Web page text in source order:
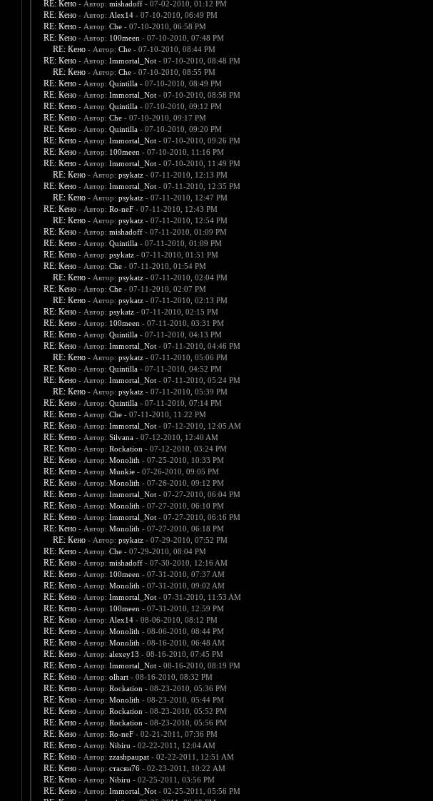
RE: Кено - Автор: mishadoff- 07-02-2010, 01:12 PM
RE: Кено - Автор: Alex14- 07-10-2010, 06:49 PM
RE: Кено - Автор: Che- 07-10-2010, 06:58 PM
RE: Кено - Автор: 100meen - 07-10-2010, 07:48 PM
RE: Кено - Автор: Che- 07-10-2010, 08:44 PM
RE: Кено - Автор: Immortal_Not- 07-10-2010, 08:48 PM
RE: Кено - Автор: Che- 07-10-2010, 08:55 PM
RE: Кено - Автор: Quintilla- 07-10-2010, 08:49 PM
RE: Кено - Автор: Immortal_Not- 07-10-2010, 08:58 PM
RE: Кено - Автор: Quintilla- 07-10-2010, 09:12 PM
RE: Кено - Автор: Che- 07-10-2010, 09:17 PM
RE: Кено - Автор: Quintilla- 07-10-2010, 09:20 PM
RE: Кено - Автор: Immortal_Not- 07-10-2010, 09:26 PM
RE: Кено - Автор: 100meen - 07-10-2010, 11:16 PM
RE: Кено - Автор: Immortal_Not- 07-10-2010, 11:49 PM
RE: Кено - Автор: psykatz- 07-11-2010, 12:13 PM
RE: Кено - Автор: Immortal_Not- 07-11-2010, 12:35 PM
RE: Кено - Автор: psykatz- 07-11-2010, 12:47 PM
RE: Кено - Автор: Ro-neF- 07-11-2010, 12:43 PM
RE: Кено - Автор: psykatz- 07-11-2010, 12:54 PM
RE: Кено - Автор: mishadoff- 07-11-2010, 01:09 PM
RE: Кено - Автор: Quintilla- 07-11-2010, 01:09 PM
RE: Кено - Автор: psykatz- 07-11-2010, 01:51 PM
RE: Кено - Автор: Che- 07-11-2010, 01:54 PM
RE: Кено - Автор: psykatz- 07-11-2010, 02:04 PM
RE: Кено - Автор: Che- 07-11-2010, 02:07 PM
RE: Кено - Автор: psykatz- 07-11-2010, 02:13 PM
RE: Кено - Автор: psykatz- 07-11-2010, 02:15 PM
RE: Кено - Автор: 100meen - 07-11-2010, 03:31 PM
RE: Кено - Автор: Quintilla- 07-11-2010, 04:13 PM
RE: Кено - Автор: Immortal_Not- 07-11-2010, 04:46 PM
RE: Кено - Автор: psykatz- 07-11-2010, 05:06 PM
RE: Кено - Автор: Quintilla- 07-11-2010, 04:52 PM
RE: Кено - Автор: Immortal_Not- 07-11-2010, 05:24 PM
RE: Кено - Автор: psykatz- 07-11-2010, 05:39 PM
RE: Кено - Автор: Quintilla- 07-11-2010, 07:14 PM
RE: Кено - Автор: Che- 07-11-2010, 11:22 PM
RE: Кено - Автор: Immortal_Not- 07-12-2010, 12:05 AM
RE: Кено - Автор: Silvana- 07-12-2010, 12:40 AM
RE: Кено - Автор: Rockation - 07-12-2010, 03:24 PM
RE: Кено - Автор: Monolith - 07-25-2010, 10:33 PM
RE: Кено - Автор: Munkie- 07-26-2010, 09:05 PM
RE: Кено - Автор: Monolith - 07-26-2010, 09:12 PM
RE: Кено - Автор: Immortal_Not- 07-27-2010, 06:04 PM
RE: Кено - Автор: Monolith - 07-27-2010, 06:10 PM
RE: Кено - Автор: Immortal_Not- 07-27-2010, 06:16 PM
RE: Кено - Автор: Monolith - 07-27-2010, 06:18 PM
RE: Кено - Автор: psykatz- 07-29-2010, 07:52 PM
RE: Кено - Автор: Che- 07-29-2010, 08:04 PM
RE: Кено - Автор: mishadoff- 07-30-2010, 12:16 AM
RE: Кено - Автор: 100meen - 07-31-2010, 07:37 AM
RE: Кено - Автор: Monolith - 07-31-2010, 09:02 AM
RE: Кено - Автор: Immortal_Not- 07-31-2010, 11:53 AM
RE: Кено - Автор: 100meen - 07-31-2010, 12:59 PM
RE: Кено - Автор: Alex14- 08-06-2010, 08:12 PM
RE: Кено - Автор: Monolith - 08-06-2010, 08:44 PM
RE: Кено - Автор: Monolith - 08-16-2010, 06:48 AM
RE: Кено - Автор: alexey13 - 08-16-2010, 07:45 PM
RE: Кено - Автор: Immortal_Not- 08-16-2010, 08:19 PM
RE: Кено - Автор: olhart- 08-16-2010, 08:32 PM
RE: Кено - Автор: Rockation - 08-23-2010, 05:36 PM
RE: Кено - Автор: Monolith - 08-23-2010, 05:44 PM
RE: Кено - Автор: Rockation - 08-23-2010, 05:52 PM
RE: Кено - Автор: Rockation - 08-23-2010, 05:56 PM
RE: Кено - Автор: Ro-neF- 02-21-2011, 07:36 PM
RE: Кено - Автор: Nibiru - 02-22-2011, 12:04 AM
RE: Кено - Автор: zzashpaupat- 02-22-2011, 12:51 AM
RE: Кено - Автор: стасян76- 02-23-2011, 10:22 AM
RE: Кено - Автор: Nibiru - 02-25-2011, 03:56 PM
RE: Кено - Автор: Immortal_Not- 02-25-2011, 05:56 PM